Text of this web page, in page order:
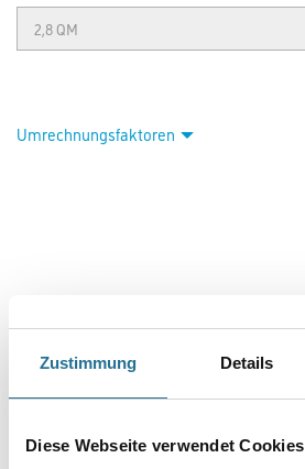
Zustimmung Details
Diese Webseite verwendet Cookies
Umrechnungsfaktoren
PRODUKTEIGENSCHAFTEN
Produkteigenschaft